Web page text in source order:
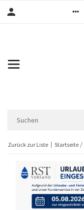
Zurück zur Liste Startseite